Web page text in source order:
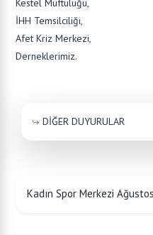
Kestel Müftülüğü,
İHH Temsilciliği,
Afet Kriz Merkezi,
Derneklerimiz.
DİĞER DUYURULAR
Kadın Spor Merkezi